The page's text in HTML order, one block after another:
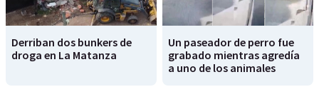
Derriban dos bunkers de
droga en La Matanza
Un paseador de perro fue
grabado mientras agredía
a uno de los animales